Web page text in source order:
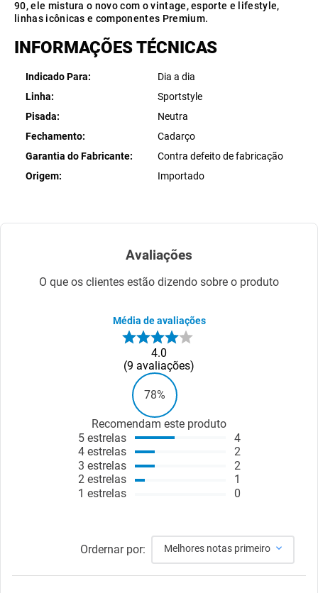
90, ele mistura o novo com o vintage, esporte e lifestyle,
linhas icônicas e componentes Premium.
INFORMAÇÕES TÉCNICAS
Indicado Para
Dia a dia
Linha
Sportstyle
Pisada
Neutra
Fechamento
Cadarço
Garantia do Fabricante
Contra defeito de fabricação
Origem
Importado
Avaliações
O que os clientes estão dizendo sobre o produto
Média de avaliações
4.0
9 avaliações
78%
Recomendam este produto
5 estrelas
4 estrelas
3 estrelas
2 estrelas
1 estrelas
4
2
2
1
0
Ordernar por: Melhores notas primeiro